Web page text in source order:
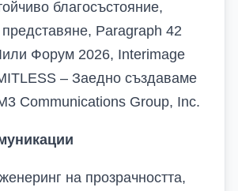
благосъстояние,
представяне, Paragraph 42
Форум 2026, Interimage
– Заедно създаваме
Communications Group, Inc.
на прозрачността,